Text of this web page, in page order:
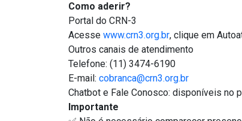
Como aderir?
Portal do CRN-3
Acesse www.crn3.org.br, clique em
Outros canais de atendimento
Telefone: (11) 3474-6190
E-mail: cobranca@crn3.org.br
Chatbot e Fale Conosco: disponíveis no
Importante